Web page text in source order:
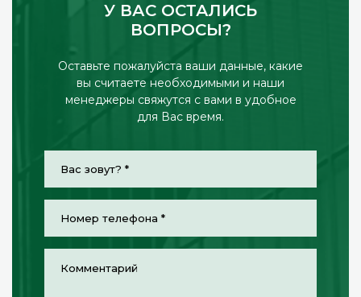
У ВАС ОСТАЛИСЬ
ВОПРОСЫ?
Оставьте пожалуйста ваши данные, какие
вы считаете необходимыми и наши
менеджеры свяжутся с вами в удобное
для Вас время.